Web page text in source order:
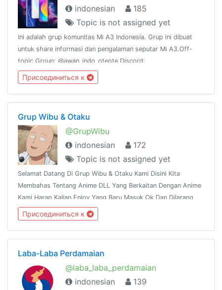
indonesian
185
Topic is not assigned yet
Ini adalah grup komunitas Mi A3 Indonesia. Grup ini dibuat
untuk share informasi dan pengalaman seputar Mi A3.Off-
topic Group: @awan_indo_oteote Discord:
https://discord.gg/9uNp7UK Global Group: @A3Official
Присоединиться к
Grup Wibu & Otaku
@GrupWibu
indonesian
172
Topic is not assigned yet
Selamat Datang Di Grup Wibu & Otaku Kami Disini Kita
Membahas Tentang Anime DLL Yang Berkaitan Dengan Anime
Kami Harap Kalian Enjoy Yang Baru Masuk Ok Dan Dilarang
Mengirim Gambar Yang Tidak Senonoh :v Tambahan Kalo Mau
Protes Silakan CP Admin:v
Присоединиться к
Laba-Laba Perdamaian
@laba_laba_perdamaian
indonesian
139